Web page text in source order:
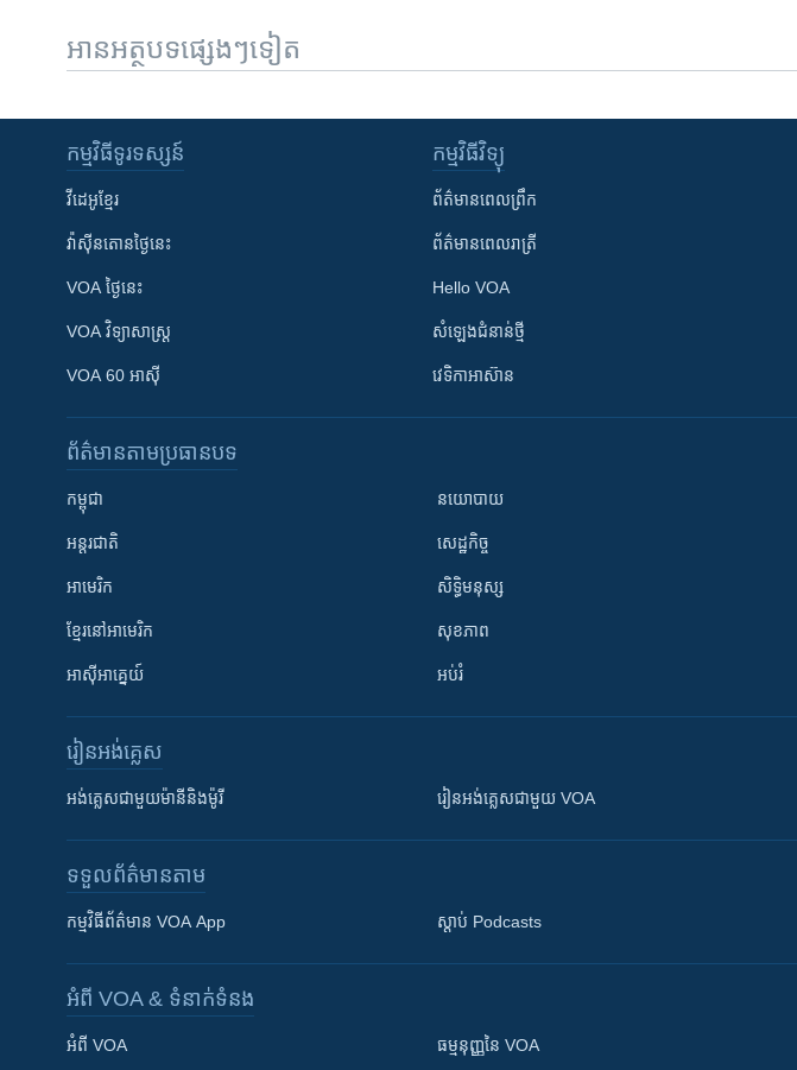
អានអត្ថបទផ្សេងៗទៀត
កម្មវិធី​ទូរទស្សន៍
វីដេអូ​ខ្មែរ
វ៉ាស៊ីនតោន​ថ្ងៃ​នេះ
VOA ថ្ងៃនេះ
VOA ​វិទ្យាសាស្ត្រ
VOA 60 អាស៊ី
កម្មវិធី​វិទ្យុ
ព័ត៌មាន​ពេល​ព្រឹក
ព័ត៌មាន​​ពេល​រាត្រី
Hello VOA
សំឡេង​ជំនាន់​ថ្មី
វេទិកា​អាស៊ាន
ព័ត៌មាន​តាមប្រធានបទ​
កម្ពុជា
អន្តរជាតិ
អាមេរិក
ខ្មែរ​នៅអាមេរិក
អាស៊ីអាគ្នេយ៍
នយោបាយ
សេដ្ឋកិច្ច
សិទ្ធិមនុស្ស
សុខភាព
អប់រំ
រៀន​​អង់គ្លេស
អង់គ្លេស​ជាមួយ​ម៉ានី​និង​ម៉ូរី រៀន​​​​​​អង់គ្លេស​​ជាមួយ VOA
ទទួល​ព័ត៌មាន​តាម
កម្មវិធី​ព័ត៌មាន VOA App ស្តាប់ Podcasts
អំពី​ VOA & ទំនាក់ទំនង
អំពី​ VOA ធម្មនុញ្ញ​នៃ VOA